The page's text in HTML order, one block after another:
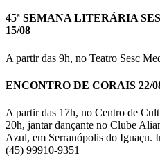
45ª SEMANA LITERÁRIA
15/08
A partir das 9h, no Teatro Sesc
ENCONTRO DE CORAIS 22/
A partir das 17h, no Centro de
20h, jantar dançante no Clube
Azul, em Serranópolis do Iguaçu.
(45) 99910-9351